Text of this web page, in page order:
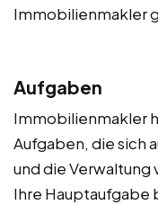
Immobilienmakler
Aufgaben
Immobilienmakler
Aufgaben, die sich
und die
Ihre Hauptaufgabe